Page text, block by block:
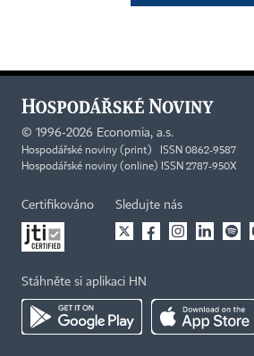
© 1996-2026 Economia, a.s.
Hospodářské noviny (print) ISSN 0862-9587
Hospodářské noviny (online) ISSN 2787-950X
Certifikováno Sledujte nás
Stáhněte si aplikaci HN